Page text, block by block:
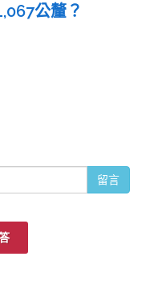
公釐？
留言